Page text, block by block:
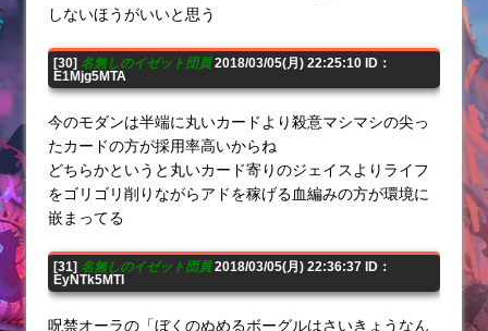
しないほうがいいと思う
[30] 名無しのイゼット団員2018/03/05(月) 22:25:10 ID：
E1Mjg5MTA
今のモダンは半端に丸いカードより殺意マシマシの尖っ
たカードの方が採用率高いからね
どちらかというと丸いカード寄りのジェイスよりライフ
をゴリゴリ削りながらアドを稼げる血編みの方が環境に
嵌まってる
[31] 名無しのイゼット団員2018/03/05(月) 22:36:37 ID：
EyNTk5MTI
呪禁オーラの「ぼくのぬめるボーグルはさいきょうなん